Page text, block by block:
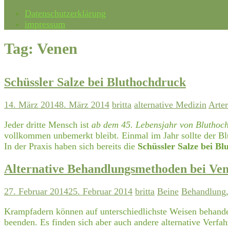
Datenschutzerklärung
impressum
Tag: Venen
Schüssler Salze bei Bluthochdruck
14. März 20148. März 2014 britta alternative Medizin
Jeder dritte Mensch ist ab dem 45. Lebensjahr von
vollkommen unbemerkt bleibt. Einmal im Jahr sollte der
In der Praxis haben sich bereits die Schüssler Salze bei
Alternative Behandlungsmethoden bei
27. Februar 201425. Februar 2014 britta Beine Behandlung,
Krampfadern können auf unterschiedlichste Weisen
beenden. Es finden sich aber auch andere alternative